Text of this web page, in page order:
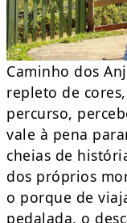
Caminho dos
repleto de
percurso,
vale à pena
cheias de
dos próprios
o porque de
pedalada, o